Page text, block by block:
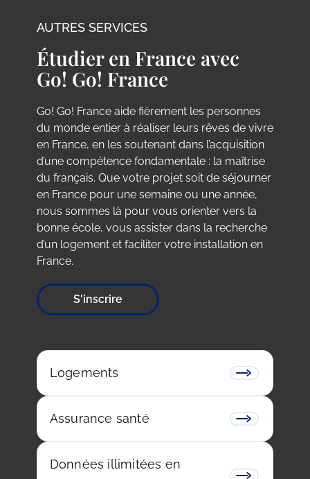
AUTRES SERVICES
Étudier en France avec
Go! Go! France
Go! Go! France aide fièrement les personnes
du monde entier à réaliser leurs rêves de vivre
en France, en les soutenant dans l’acquisition
d’une compétence fondamentale : la maîtrise
du français. Que votre projet soit de séjourner
en France pour une semaine ou une année,
nous sommes là pour vous orienter vers la
bonne école, vous assister dans la recherche
d’un logement et faciliter votre installation en
France.
S'inscrire
Logements
Assurance santé
Données illimitées en